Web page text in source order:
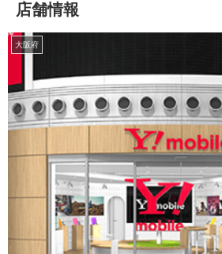
店舗情報
大阪府